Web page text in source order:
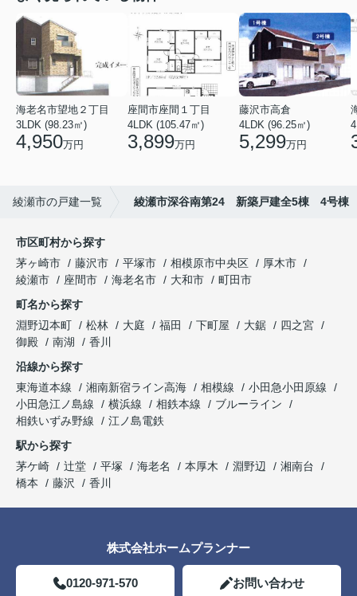
海老名市望地２丁目
3LDK (98.23㎡)
4,950万円
座間市座間１丁目
4LDK (105.47㎡)
3,899万円
藤沢市高倉
4LDK (96.25㎡)
5,299万円
綾瀬市の戸建一覧 綾瀬市深谷南第24 新築戸建全5棟 4号棟
市区町村から探す
茅ヶ崎市
藤沢市 平塚市 相模原市中央区
厚木市
綾瀬市
座間市 海老名市 大和市
町田市
町名から探す
淵野辺本町
松林 大庭 福田 下町屋 大鋸
四之宮
御殿
南湖
香川
沿線から探す
東海道本線
湘南新宿ライン高海 相模線
小田急小田原線
小田急江ノ島線
横浜線 相鉄本線
ブルーライン
相鉄いずみ野線
江ノ島電鉄
駅から探す
茅ケ崎
辻堂 平塚 海老名 本厚木 淵野辺
湘南台
橋本
藤沢 香川
株式会社ホームプランナー
0120-971-570 お問い合わせ